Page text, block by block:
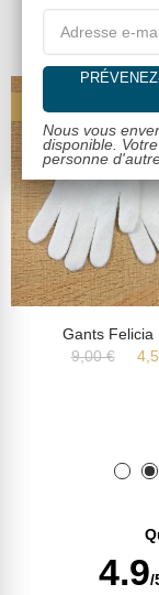
-50%
Gants Felicia
9,00 €
4.9/
Nous vous
disponible.
personne